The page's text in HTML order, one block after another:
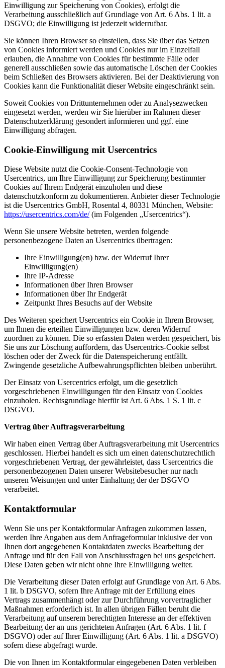
Einwilligung zur Speicherung von Cookies), erfolgt die
Verarbeitung ausschließlich auf Grundlage von Art. 6 Abs. 1 lit. a
DSGVO; die Einwilligung ist jederzeit widerrufbar.
Sie können Ihren Browser so einstellen, dass Sie über das Setzen
von Cookies informiert werden und Cookies nur im Einzelfall
erlauben, die Annahme von Cookies für bestimmte Fälle oder
generell ausschließen sowie das automatische Löschen der Cookies
beim Schließen des Browsers aktivieren. Bei der Deaktivierung von
Cookies kann die Funktionalität dieser Website eingeschränkt sein.
Soweit Cookies von Drittunternehmen oder zu Analysezwecken
eingesetzt werden, werden wir Sie hierüber im Rahmen dieser
Datenschutzerklärung gesondert informieren und ggf. eine
Einwilligung abfragen.
Cookie-Einwilligung mit Usercentrics
Diese Website nutzt die Cookie-Consent-Technologie von
Usercentrics, um Ihre Einwilligung zur Speicherung bestimmter
Cookies auf Ihrem Endgerät einzuholen und diese
datenschutzkonform zu dokumentieren. Anbieter dieser Technologie
ist die Usercentrics GmbH, Rosental 4, 80331 München, Website:
https://usercentrics.com/de/(im Folgenden „Usercentrics“).
Wenn Sie unsere Website betreten, werden folgende
personenbezogene Daten an Usercentrics übertragen:
Ihre Einwilligung(en) bzw. der Widerruf Ihrer
Einwilligung(en)
Ihre IP-Adresse
Informationen über Ihren Browser
Informationen über Ihr Endgerät
Zeitpunkt Ihres Besuchs auf der Website
Des Weiteren speichert Usercentrics ein Cookie in Ihrem Browser,
um Ihnen die erteilten Einwilligungen bzw. deren Widerruf
zuordnen zu können. Die so erfassten Daten werden gespeichert, bis
Sie uns zur Löschung auffordern, das Usercentrics-Cookie selbst
löschen oder der Zweck für die Datenspeicherung entfällt.
Zwingende gesetzliche Aufbewahrungspflichten bleiben unberührt.
Der Einsatz von Usercentrics erfolgt, um die gesetzlich
vorgeschriebenen Einwilligungen für den Einsatz von Cookies
einzuholen. Rechtsgrundlage hierfür ist Art. 6 Abs. 1 S. 1 lit. c
DSGVO.
Vertrag über Auftragsverarbeitung
Wir haben einen Vertrag über Auftragsverarbeitung mit Usercentrics
geschlossen. Hierbei handelt es sich um einen datenschutzrechtlich
vorgeschriebenen Vertrag, der gewährleistet, dass Usercentrics die
personenbezogenen Daten unserer Websitebesucher nur nach
unseren Weisungen und unter Einhaltung der der DSGVO
verarbeitet.
Kontaktformular
Wenn Sie uns per Kontaktformular Anfragen zukommen lassen,
werden Ihre Angaben aus dem Anfrageformular inklusive der von
Ihnen dort angegebenen Kontaktdaten zwecks Bearbeitung der
Anfrage und für den Fall von Anschlussfragen bei uns gespeichert.
Diese Daten geben wir nicht ohne Ihre Einwilligung weiter.
Die Verarbeitung dieser Daten erfolgt auf Grundlage von Art. 6 Abs.
1 lit. b DSGVO, sofern Ihre Anfrage mit der Erfüllung eines
Vertrags zusammenhängt oder zur Durchführung vorvertraglicher
Maßnahmen erforderlich ist. In allen übrigen Fällen beruht die
Verarbeitung auf unserem berechtigten Interesse an der effektiven
Bearbeitung der an uns gerichteten Anfragen (Art. 6 Abs. 1 lit. f
DSGVO) oder auf Ihrer Einwilligung (Art. 6 Abs. 1 lit. a DSGVO)
sofern diese abgefragt wurde.
Die von Ihnen im Kontaktformular eingegebenen Daten verbleiben